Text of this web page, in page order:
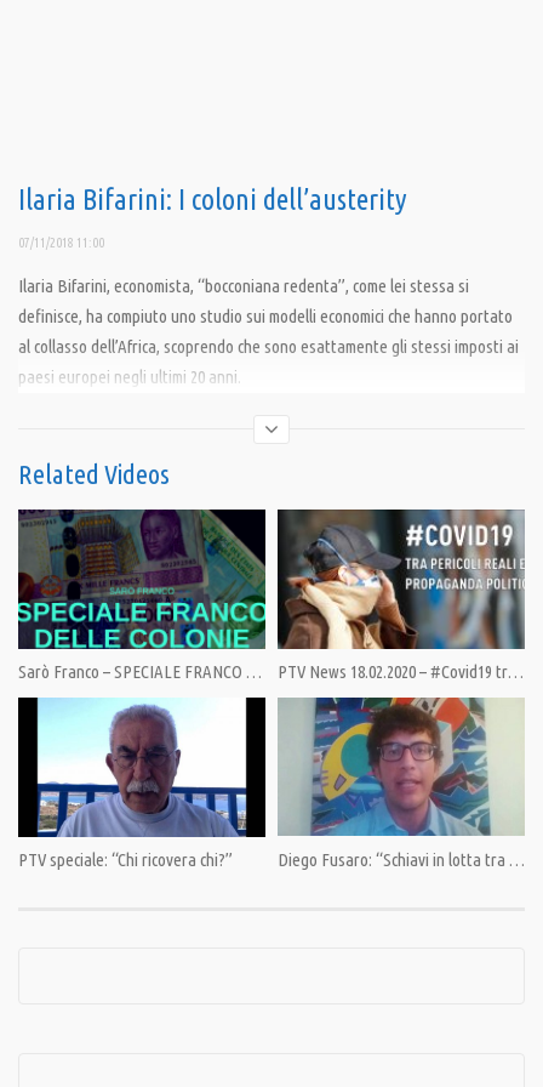
Ilaria Bifarini: I coloni dell’austerity
07/11/2018 11:00
Ilaria Bifarini, economista, “bocconiana redenta”, come lei stessa si
definisce, ha compiuto uno studio sui modelli economici che hanno portato
al collasso dell’Africa, scoprendo che sono esattamente gli stessi imposti ai
paesi europei negli ultimi 20 anni.
Intervista a cura di Crescere Informandosi
Condividi
Category:PrimoPiano,Speciali
Tags: Africa,Austerity,Debito Pubblico,Globalizzazione,Ilaria Bifarini,Migrazioni,
Related Videos
Sarò Franco – SPECIALE FRANCO DELLE COLONIE PTV News 18.02.2020 – #Covid19 tra pericoli reali e propaganda politica
PTV speciale: “Chi ricovera chi?” Diego Fusaro: “Schiavi in lotta tra loro. Il capolavoro del potere”